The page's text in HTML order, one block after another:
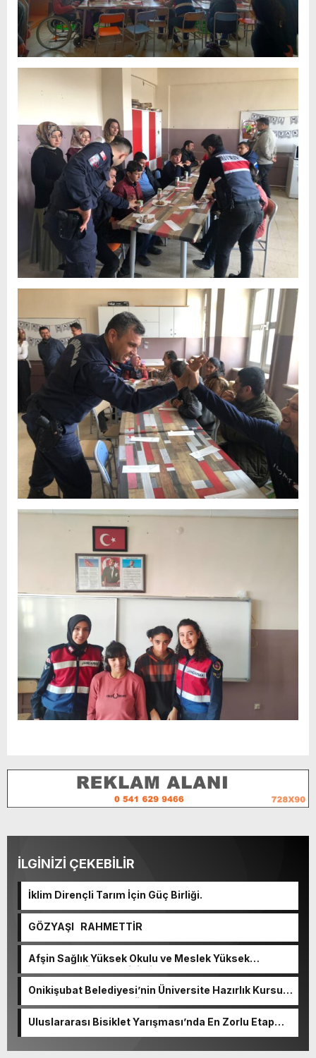
İLGİNİZİ ÇEKEBİLİR
İklim Dirençli Tarım İçin Güç Birliği.
GÖZYAŞI RAHMETTİR
Afşin Sağlık Yüksek Okulu ve Meslek Yüksek
Okulunda görev değişimi!
Onikişubat Belediyesi’nin Üniversite Hazırlık Kursu
başvurularında son gün 7 Ağustos.
Uluslararası Bisiklet Yarışması’nda En Zorlu Etap